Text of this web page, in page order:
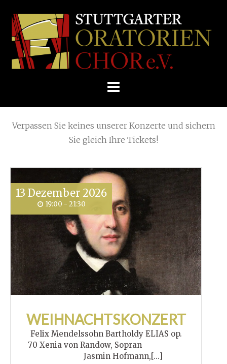
Skip
E.V.
Home Summer Concerts
Verpassen Sie keines unserer Konzerte und sichern
Sie gleich Ihre Tickets!
13 Dezember 2026
19:00 - 21:30
WEIHNACHTSKONZERT
Felix Mendelssohn Bartholdy ELIAS op.
70 Xenia von Randow, Sopran
Jasmin Hofmann,[...]